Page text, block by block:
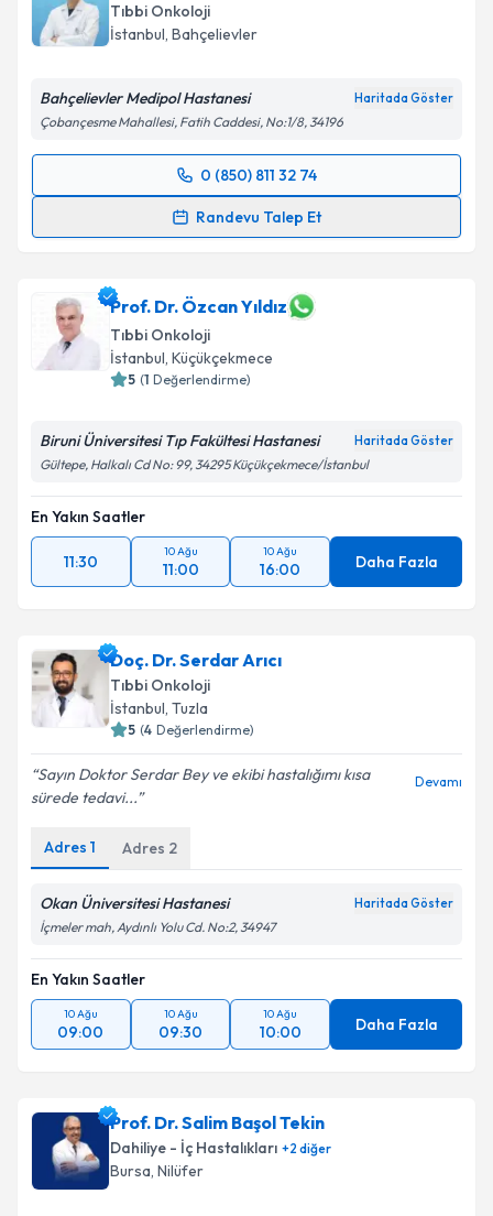
Tıbbi Onkoloji
İstanbul, Bahçelievler
Bahçelievler Medipol Hastanesi Haritada Göster
Çobançesme Mahallesi, Fatih Caddesi, No:1/8, 34196
0 (850) 811 32 74
Randevu Talep Et
Randevu Takvimi Talebi
takvim hazırlandığında e-posta ile bilgilendireceğiz.
E-posta Adresiniz
Kişisel verilerimin işlenmesine ilişkin Aydınlatma
'ni okudum ve kişisel verilerimin belirtilen
kapsamda işlenmesini kabul ediyorum.
Takvim Talebini Gönder
Prof. Dr. Özcan Yıldız
Tıbbi Onkoloji
İstanbul, Küçükçekmece
5 (1 Değerlendirme)
Biruni Üniversitesi Tıp Fakültesi Hastanesi Haritada Göster
Gültepe, Halkalı Cd No: 99, 34295 Küçükçekmece/İstanbul
En Yakın Saatler
11:30
10 Ağu
11:00
10 Ağu
16:00 Daha Fazla
Doç. Dr. Serdar Arıcı
Tıbbi Onkoloji
İstanbul, Tuzla
5 (4 Değerlendirme)
Sayın Doktor Serdar Bey ve ekibi hastalığımı kısa
sürede tedavi...
Devamı
Adres 1 Adres 2
Okan Üniversitesi Hastanesi Haritada Göster
İçmeler mah, Aydınlı Yolu Cd. No:2, 34947
En Yakın Saatler
10 Ağu
09:00
10 Ağu
09:30
10 Ağu
10:00 Daha Fazla
Prof. Dr. Salim Başol Tekin
Dahiliye - İç Hastalıkları +2 diğer
Bursa, Nilüfer